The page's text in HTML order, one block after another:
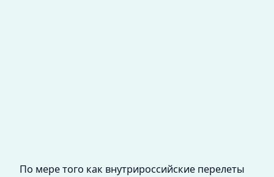
По мере того как внутрироссийские перелеты